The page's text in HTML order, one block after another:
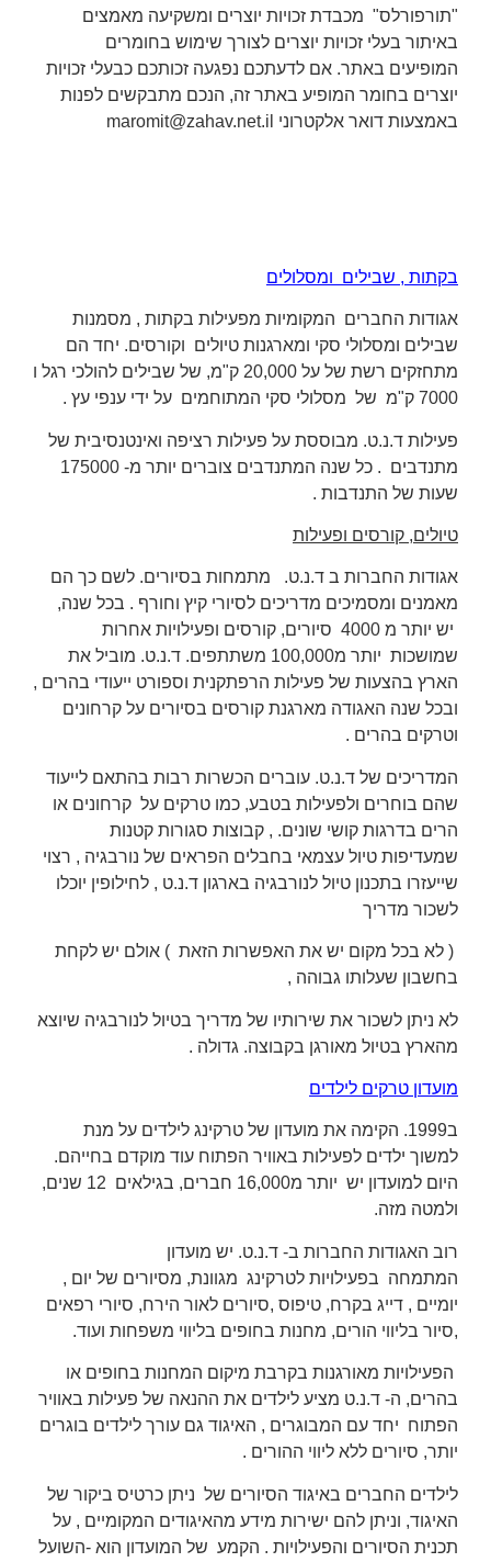
"תורפורלס" מכבדת זכויות יוצרים ומשקיעה מאמצים
באיתור בעלי זכויות יוצרים לצורך שימוש בחומרים
המופיעים באתר. אם לדעתכם נפגעה זכותכם כבעלי זכויות
יוצרים בחומר המופיע באתר זה, הנכם מתבקשים לפנות
באמצעות דואר אלקטרוני maromit@zahav.net.il
בקתות , שבילים ומסלולים
אגודות החברים המקומיות מפעילות בקתות , מסמנות
שבילים ומסלולי סקי ומארגנות טיולים וקורסים. יחד הם
מתחזקים רשת של על 20,000 ק"מ, של שבילים להולכי רגל ו
7000 ק"מ של מסלולי סקי המתוחמים על ידי ענפי עץ .
פעילות ד.נ.ט. מבוססת על פעילות רציפה ואינטנסיבית של
מתנדבים . כל שנה המתנדבים צוברים יותר מ- 175000
שעות של התנדבות .
טיולים, קורסים ופעילות
אגודות החברות ב ד.נ.ט. מתמחות בסיורים. לשם כך הם
מאמנים ומסמיכים מדריכים לסיורי קיץ וחורף . בכל שנה,
יש יותר מ 4000 סיורים, קורסים ופעילויות אחרות
שמושכות יותר מ100,000 משתתפים. ד.נ.ט. מוביל את
הארץ בהצעות של פעילות הרפתקנית וספורט ייעודי בהרים ,
ובכל שנה האגודה מארגנת קורסים בסיורים על קרחונים
וטרקים בהרים .
המדריכים של ד.נ.ט. עוברים הכשרות רבות בהתאם לייעוד
שהם בוחרים ולפעילות בטבע, כמו טרקים על קרחונים או
הרים בדרגות קושי שונים. , קבוצות סגורות קטנות
שמעדיפות טיול עצמאי בחבלים הפראים של נורבגיה , רצוי
שייעזרו בתכנון טיול לנורבגיה בארגון ד.נ.ט , לחילופין יוכלו
לשכור מדריך
( לא בכל מקום יש את האפשרות הזאת ) אולם יש לקחת
בחשבון שעלותו גבוהה ,
לא ניתן לשכור את שירותיו של מדריך בטיול לנורבגיה שיוצא
מהארץ בטיול מאורגן בקבוצה. גדולה .
מועדון טרקים לילדים
ב1999. הקימה את מועדון של טרקינג לילדים על מנת
למשוך ילדים לפעילות באוויר הפתוח עוד מוקדם בחייהם.
היום למועדון יש יותר מ16,000 חברים, בגילאים 12 שנים,
ולמטה מזה.
רוב האגודות החברות ב- ד.נ.ט. יש מועדון
המתמחה בפעילויות לטרקינג מגוונת, מסיורים של יום ,
יומיים , דייג בקרח, טיפוס ,סיורים לאור הירח, סיורי רפאים
,סיור בליווי הורים, מחנות בחופים בליווי משפחות ועוד.
הפעילויות מאורגנות בקרבת מיקום המחנות בחופים או
בהרים, ה- ד.נ.ט מציע לילדים את ההנאה של פעילות באוויר
הפתוח יחד עם המבוגרים , האיגוד גם עורך לילדים בוגרים
יותר, סיורים ללא ליווי ההורים .
לילדים החברים באיגוד הסיורים של ניתן כרטיס ביקור של
האיגוד, וניתן להם ישירות מידע מהאיגודים המקומיים , על
תכנית הסיורים והפעילויות . הקמע של המועדון הוא -השועל